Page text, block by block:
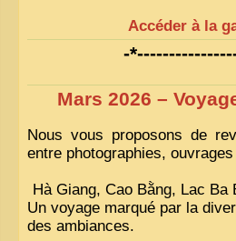
Accéder à la
-
Mars 2026 –
Nous vous proposons de
entre photographies,
Hà Giang, Cao Bằng, Lac
Un voyage marqué par la
des ambiances.